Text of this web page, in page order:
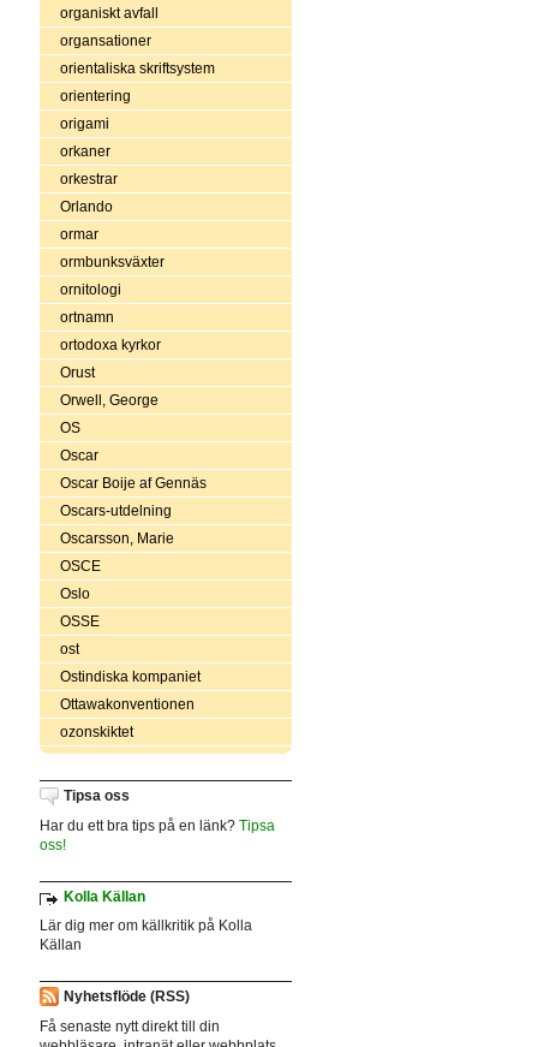
organiskt avfall
organsationer
orientaliska skriftsystem
orientering
origami
orkaner
orkestrar
Orlando
ormar
ormbunksväxter
ornitologi
ortnamn
ortodoxa kyrkor
Orust
Orwell, George
OS
Oscar
Oscar Boije af Gennäs
Oscars-utdelning
Oscarsson, Marie
OSCE
Oslo
OSSE
ost
Ostindiska kompaniet
Ottawakonventionen
ozonskiktet
Tipsa oss
Har du ett bra tips på en länk? Tipsa
oss!
Kolla Källan
Lär dig mer om källkritik på Kolla
Källan
Nyhetsflöde (RSS)
Få senaste nytt direkt till din